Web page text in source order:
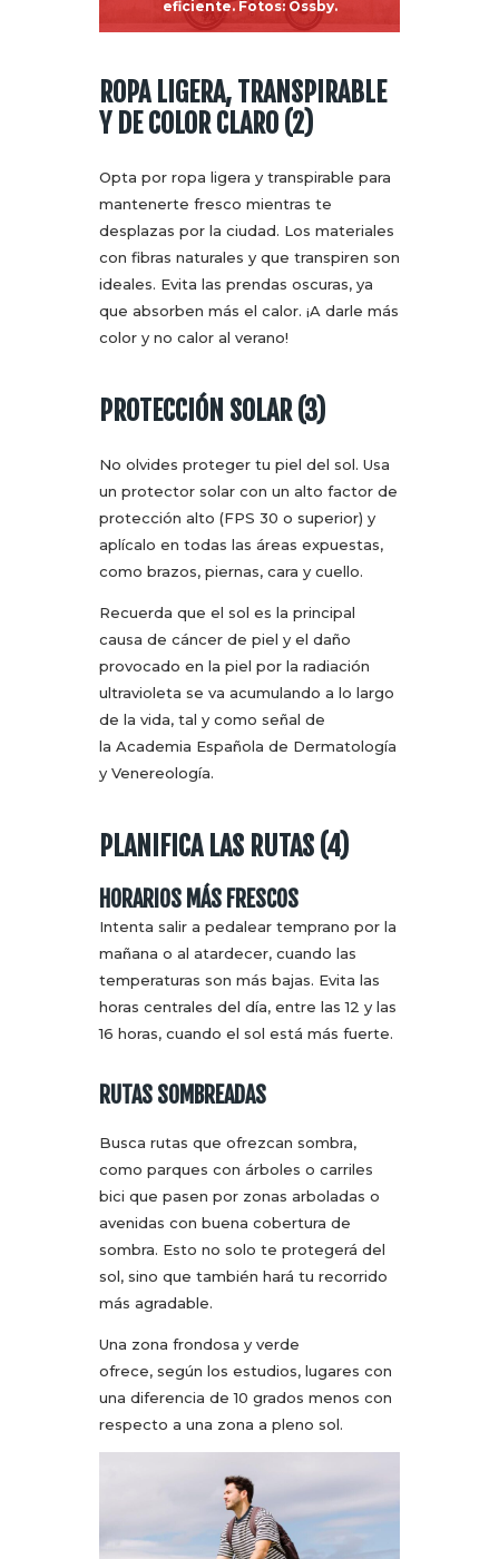
eficiente. Fotos: Ossby.
ROPA LIGERA, TRANSPIRABLE
Y DE COLOR CLARO (2)
Opta por ropa ligera y transpirable para
mantenerte fresco mientras te
desplazas por la ciudad. Los materiales
con fibras naturales y que transpiren son
ideales. Evita las prendas oscuras, ya
que absorben más el calor. ¡A darle más
color y no calor al verano!
PROTECCIÓN SOLAR (3)
No olvides proteger tu piel del sol. Usa
un protector solar con un alto factor de
protección alto (FPS 30 o superior) y
aplícalo en todas las áreas expuestas,
como brazos, piernas, cara y cuello.
Recuerda que el sol es la principal
causa de cáncer de piel y el daño
provocado en la piel por la radiación
ultravioleta se va acumulando a lo largo
de la vida, tal y como señal de
la Academia Española de Dermatología
y Venereología.
PLANIFICA LAS RUTAS (4)
HORARIOS MÁS FRESCOS
Intenta salir a pedalear temprano por la
mañana o al atardecer, cuando las
temperaturas son más bajas. Evita las
horas centrales del día, entre las 12 y las
16 horas, cuando el sol está más fuerte.
RUTAS SOMBREADAS
Busca rutas que ofrezcan sombra,
como parques con árboles o carriles
bici que pasen por zonas arboladas o
avenidas con buena cobertura de
sombra. Esto no solo te protegerá del
sol, sino que también hará tu recorrido
más agradable.
Una zona frondosa y verde
ofrece, según los estudios, lugares con
una diferencia de 10 grados menos con
respecto a una zona a pleno sol.